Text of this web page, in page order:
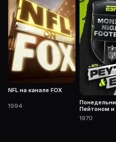
NFL на канале FOX
1994
Пейтоном и
1970